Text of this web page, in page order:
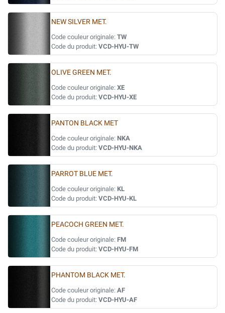
NEW SILVER MET.
Code couleur originale: TW
Code du produit: VCD-HYU-TW
OLIVE GREEN MET.
Code couleur originale: XE
Code du produit: VCD-HYU-XE
PANTON BLACK MET
Code couleur originale: NKA
Code du produit: VCD-HYU-NKA
PARROT BLUE MET.
Code couleur originale: KL
Code du produit: VCD-HYU-KL
PEACOCH GREEN MET.
Code couleur originale: FM
Code du produit: VCD-HYU-FM
PHANTOM BLACK MET.
Code couleur originale: AF
Code du produit: VCD-HYU-AF